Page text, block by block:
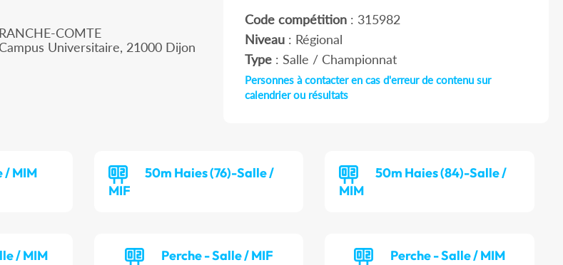
COMTE
Universitaire, 21000 Dijon
Code compétition: 315982
Niveau: Régional
Type: Salle / Championnat
Personnes à contacter en cas d'erreur de contenu sur
calendrier ou résultats
/ MIM
50m Haies (76)-Salle /
MIF
50m Haies (84)-Salle /
MIM
/ MIM Perche - Salle / MIF Perche - Salle / MIM